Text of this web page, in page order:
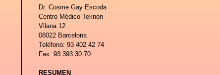
Dr. Cosme Gay Escoda
Centro Médico Teknon
Vilana 12
08022 Barcelona
Teléfono: 93 402 42 74
Fax: 93 393 30 70
RESUMEN